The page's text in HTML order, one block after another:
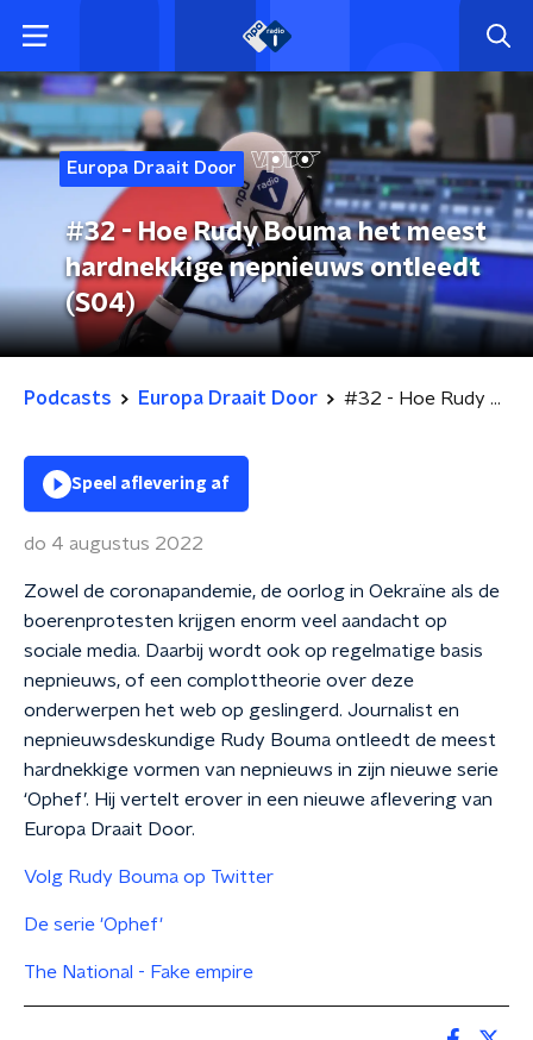
Europa Draait Door
#32 - Hoe Rudy Bouma het meest
hardnekkige nepnieuws ontleedt
(S04)
Podcasts Europa Draait Door #32 - Hoe Rudy Bouma het meest hardnekkige nepnieuws ontleedt (S04)
Speel aflevering af
do 4 augustus 2022
Zowel de coronapandemie, de oorlog in Oekraïne als de
boerenprotesten krijgen enorm veel aandacht op
sociale media. Daarbij wordt ook op regelmatige basis
nepnieuws, of een complottheorie over deze
onderwerpen het web op geslingerd. Journalist en
nepnieuwsdeskundige Rudy Bouma ontleedt de meest
hardnekkige vormen van nepnieuws in zijn nieuwe serie
‘Ophef’. Hij vertelt erover in een nieuwe aflevering van
Europa Draait Door.
Volg Rudy Bouma op Twitter
De serie 'Ophef'
The National - Fake empire